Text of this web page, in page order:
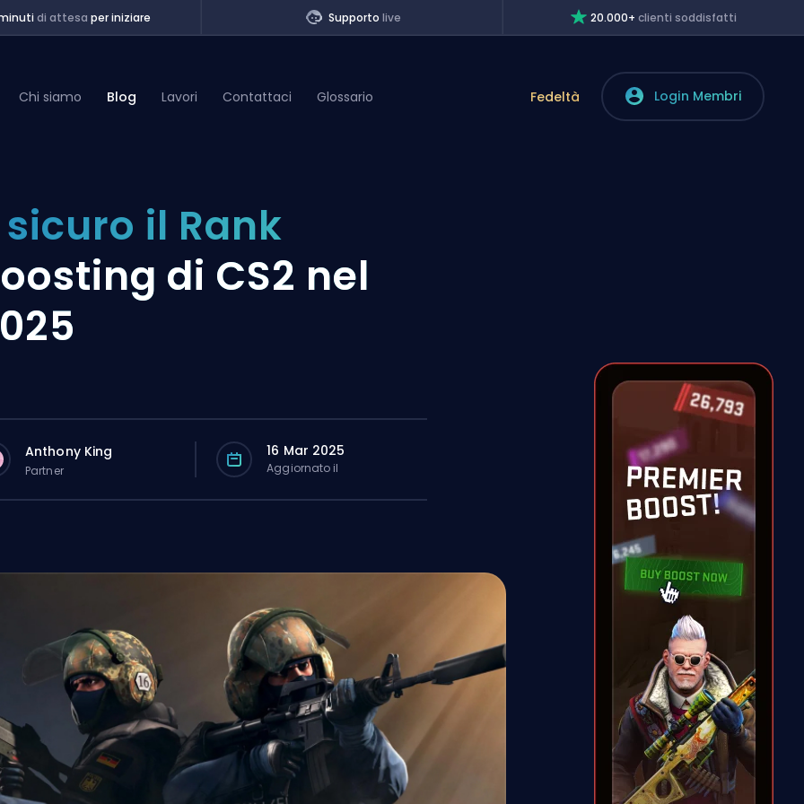
di attesa per iniziare Supporto live 20.000+clienti soddisfatti
Chi siamo Blog Lavori Contattaci Glossario Fedeltà Login Membri
sicuro il Rank
di CS2 nel
Anthony King
Partner
16 Mar 2025
Aggiornato il